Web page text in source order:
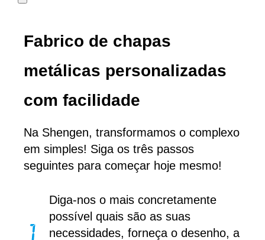
Fabrico de chapas
metálicas personalizadas
com facilidade
Na Shengen, transformamos o complexo
em simples! Siga os três passos
seguintes para começar hoje mesmo!
Diga-nos o mais concretamente
possível quais são as suas
necessidades, forneça o desenho, a